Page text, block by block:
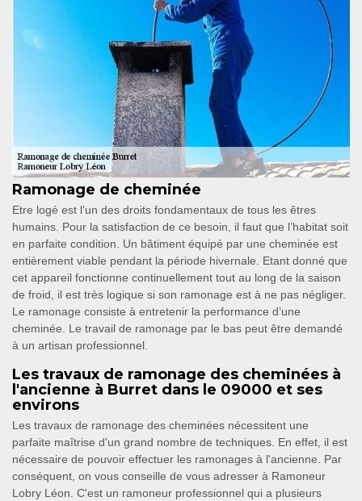
Ramonage de cheminée
Etre logé est l’un des droits fondamentaux de tous les êtres
humains. Pour la satisfaction de ce besoin, il faut que l’habitat soit
en parfaite condition. Un bâtiment équipé par une cheminée est
entièrement viable pendant la période hivernale. Etant donné que
cet appareil fonctionne continuellement tout au long de la saison
de froid, il est très logique si son ramonage est à ne pas négliger.
Le ramonage consiste à entretenir la performance d’une
cheminée. Le travail de ramonage par le bas peut être demandé
à un artisan professionnel.
Les travaux de ramonage des cheminées à
l'ancienne à Burret dans le 09000 et ses
environs
Les travaux de ramonage des cheminées nécessitent une
parfaite maîtrise d'un grand nombre de techniques. En effet, il est
nécessaire de pouvoir effectuer les ramonages à l'ancienne. Par
conséquent, on vous conseille de vous adresser à Ramoneur
Lobry Léon. C'est un ramoneur professionnel qui a plusieurs